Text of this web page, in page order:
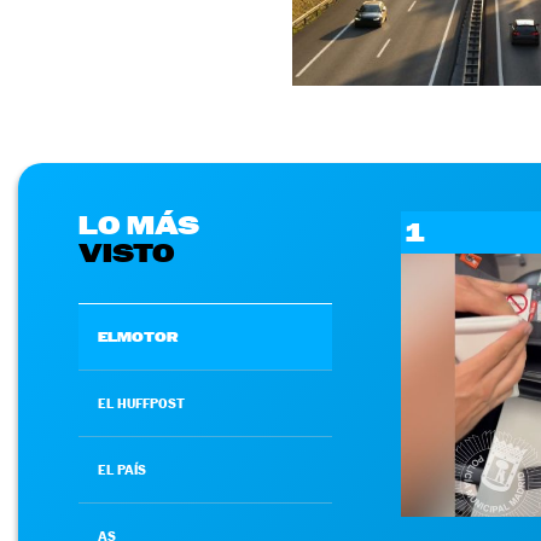
LO MÁS
VISTO
ELMOTOR
EL HUFFPOST
EL PAÍS
AS
1